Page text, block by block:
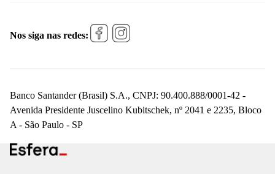
Nos siga nas redes:
Banco Santander (Brasil) S.A., CNPJ: 90.400.888/0001-42 -
Avenida Presidente Juscelino Kubitschek, nº 2041 e 2235, Bloco
A - São Paulo - SP